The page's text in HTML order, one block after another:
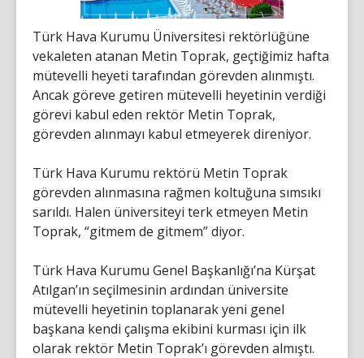
Türk Hava Kurumu Üniversitesi rektörlüğüne
vekaleten atanan Metin Toprak, geçtiğimiz hafta
mütevelli heyeti tarafından görevden alınmıştı.
Ancak göreve getiren mütevelli heyetinin verdiği
görevi kabul eden rektör Metin Toprak,
görevden alınmayı kabul etmeyerek direniyor.
Türk Hava Kurumu rektörü Metin Toprak
görevden alınmasına rağmen koltuğuna sımsıkı
sarıldı. Halen üniversiteyi terk etmeyen Metin
Toprak, “gitmem de gitmem” diyor.
Türk Hava Kurumu Genel Başkanlığı’na Kürşat
Atılgan’ın seçilmesinin ardından üniversite
mütevelli heyetinin toplanarak yeni genel
başkana kendi çalışma ekibini kurması için ilk
olarak rektör Metin Toprak’ı görevden almıştı.